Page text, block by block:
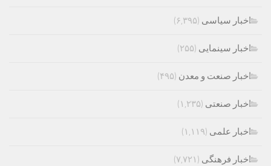
اخبار سیاسی (۶,۳۹۵)
اخبار سینمایی (۲۵۵)
اخبار صنعت و معدن (۴۹۵)
اخبار صنعتی (۱,۲۳۵)
اخبار علمی (۱,۱۱۹)
اخبار فرهنگی (۷,۷۲۱)